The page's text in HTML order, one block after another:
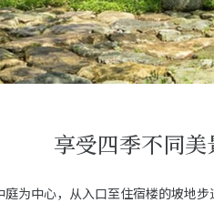
享受四季不同
为中心，从入口至住宿楼的坡地